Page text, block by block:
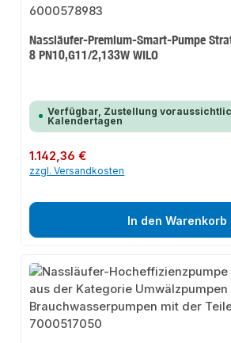
Nassläufer-Premium-Smart-Pumpe
8 PN10,G11/2,133W WILO
Verfügbar, Zustellung
Kalendertagen
Regulärer Preis:
1.142,36 €
zzgl. Versandkosten
In den Warenkorb